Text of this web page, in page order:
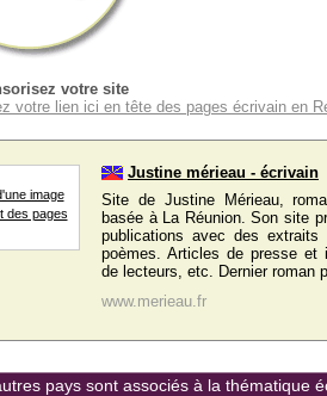
votre site
votre lien ici en tête des pages écrivain en
image
des pages
Justine mérieau - écrivain
Site de Justine Mérieau,
basée à La Réunion. Son site
publications avec des
poèmes. Articles de presse et
de lecteurs, etc. Dernier roman
www.merieau.fr
pays sont associés à la thématique